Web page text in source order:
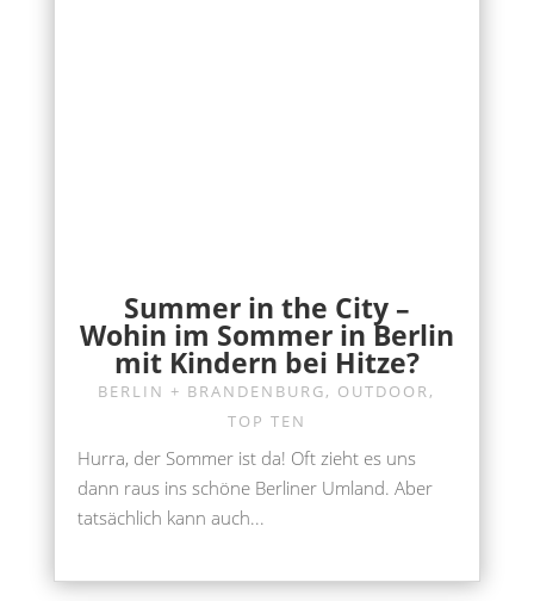
Summer in the City –
Wohin im Sommer in Berlin
mit Kindern bei Hitze?
BERLIN + BRANDENBURG, OUTDOOR,
TOP TEN
Hurra, der Sommer ist da! Oft zieht es uns
dann raus ins schöne Berliner Umland. Aber
tatsächlich kann auch...